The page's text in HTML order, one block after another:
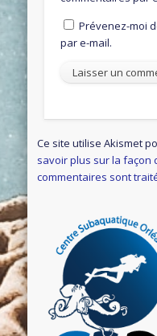
Prévenez-moi
par e-mail.
Ce site utilise Akismet
savoir plus sur la façon
commentaires sont